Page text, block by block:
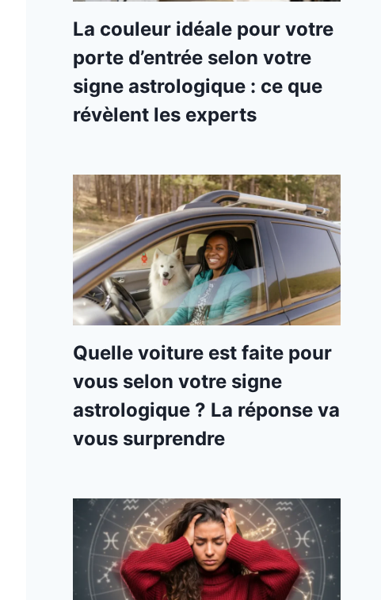
La couleur idéale pour votre
porte d’entrée selon votre
signe astrologique : ce que
révèlent les experts
Quelle voiture est faite pour
vous selon votre signe
astrologique ? La réponse va
vous surprendre